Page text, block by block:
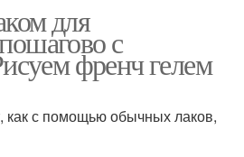
для
с
френч гелем
как с помощью обычных лаков,